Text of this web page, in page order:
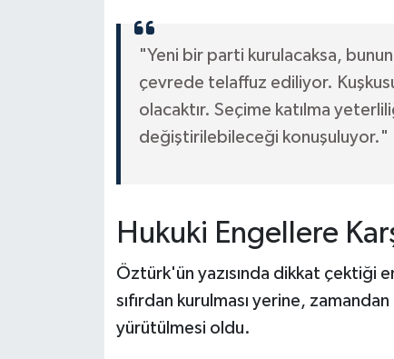
"Yeni bir parti kurulacaksa, bunun
çevrede telaffuz ediliyor.
olacaktır. Seçime katılma
değiştirilebileceği konuşuluyor."
Hukuki Engellere
Öztürk'ün yazısında dikkat çektiği
sıfırdan kurulması yerine,
yürütülmesi oldu.